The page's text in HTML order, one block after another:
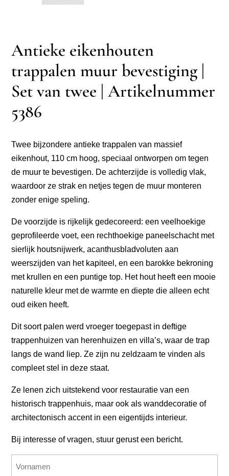
Antieke eikenhouten
trappalen muur bevestiging |
Set van twee | Artikelnummer
5386
Twee bijzondere antieke trappalen van massief
eikenhout, 110 cm hoog, speciaal ontworpen om tegen
de muur te bevestigen. De achterzijde is volledig vlak,
waardoor ze strak en netjes tegen de muur monteren
zonder enige speling.
De voorzijde is rijkelijk gedecoreerd: een veelhoekige
geprofileerde voet, een rechthoekige paneelschacht met
sierlijk houtsnijwerk, acanthusbladvoluten aan
weerszijden van het kapiteel, en een barokke bekroning
met krullen en een puntige top. Het hout heeft een mooie
naturelle kleur met de warmte en diepte die alleen echt
oud eiken heeft.
Dit soort palen werd vroeger toegepast in deftige
trappenhuizen van herenhuizen en villa’s, waar de trap
langs de wand liep. Ze zijn nu zeldzaam te vinden als
compleet stel in deze staat.
Ze lenen zich uitstekend voor restauratie van een
historisch trappenhuis, maar ook als wanddecoratie of
architectonisch accent in een eigentijds interieur.
Bij interesse of vragen, stuur gerust een bericht.